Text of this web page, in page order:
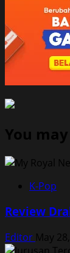
You
K-Pop
Review
Editor May